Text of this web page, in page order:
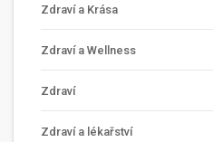
Zdraví a Krása
Zdraví a Wellness
Zdraví
Zdraví a lékařství